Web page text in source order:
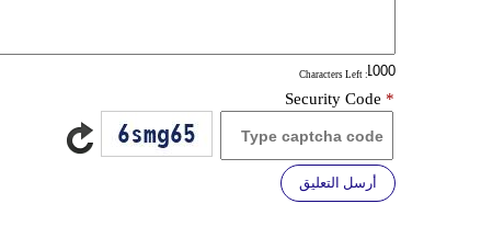
: Characters Left
Security Code *
أرسل التعليق